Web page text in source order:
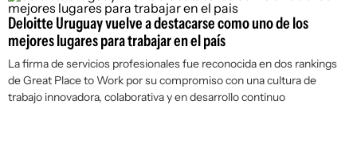
Deloitte Uruguay vuelve a destacarse como uno de los
mejores lugares para trabajar en el país
La firma de servicios profesionales fue reconocida en dos rankings
de Great Place to Work por su compromiso con una cultura de
trabajo innovadora, colaborativa y en desarrollo continuo